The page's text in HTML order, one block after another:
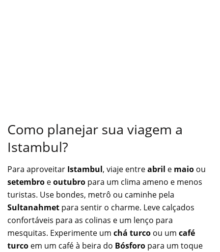
Como planejar sua viagem a
Istambul?
Para aproveitar Istambul, viaje entreabril e maio ou
setembro eoutubro para um clima ameno e menos
turistas. Use bondes, metrô ou caminhe pela
Sultanahmet para sentir o charme. Leve calçados
confortáveis para as colinas e um lenço para
mesquitas. Experimente um chá turco ou um café
turco em um café à beira do Bósforo para um toque